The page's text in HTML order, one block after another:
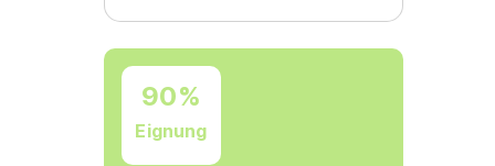
90%
Eignung